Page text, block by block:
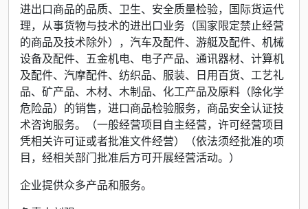
进出口商品的品质、卫生、安全质量检验，国际货运代
理，从事货物与技术的进出口业务（国家限定禁止经营
的商品及技术除外），汽车及配件、游艇及配件、机械
设备及配件、五金机电、电子产品、通讯器材、计算机
及配件、汽摩配件、纺织品、服装、日用百货、工艺礼
品、矿产品、木材、木制品、化工产品及原料（除化学
危险品）的销售，进口商品检验服务，商品安全认证技
术咨询服务。（一般经营项目自主经营，许可经营项目
凭相关许可证或者批准文件经营）（依法须经批准的项
目，经相关部门批准后方可开展经营活动。）
企业提供众多产品和服务。